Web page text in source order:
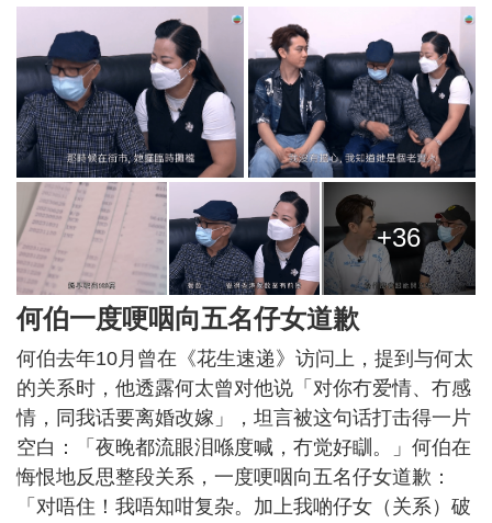
+36
何伯一度哽咽向五名仔女道歉
何伯去年10月曾在《花生速递》访问上，提到与何太
的关系时，他透露何太曾对他说「对你冇爱情、冇感
情，同我话要离婚改嫁」，坦言被这句话打击得一片
空白：「夜晚都流眼泪喺度喊，冇觉好瞓。」何伯在
悔恨地反思整段关系，一度哽咽向五名仔女道歉：
「对唔住！我唔知咁复杂。加上我啲仔女（关系）破